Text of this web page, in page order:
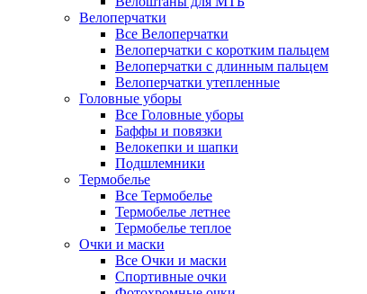
Велоперчатки
Все Велоперчатки
Велоперчатки с коротким пальцем
Велоперчатки с длинным пальцем
Велоперчатки утепленные
Головные уборы
Все Головные уборы
Баффы и повязки
Велокепки и шапки
Подшлемники
Термобелье
Все Термобелье
Термобелье летнее
Термобелье теплое
Очки и маски
Все Очки и маски
Спортивные очки